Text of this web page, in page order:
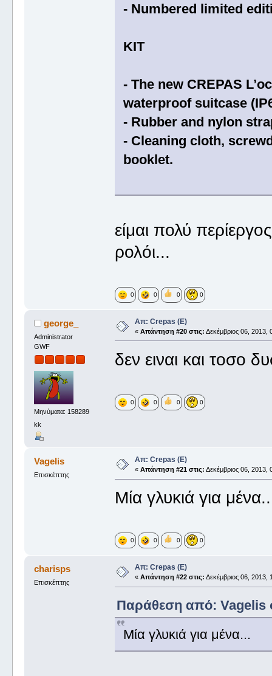
- Numbered limited
KIT
- The new CREPAS
waterproof suitcase
- Rubber and nylon
- Cleaning cloth,
booklet.
είμαι πολύ
ρολόι...
0 0 0 0
george_
Administrator
GWF
Μηνύματα: 158289
kk
Απ: Crepas (E)
« Απάντηση #20 στις: Δεκέμβριος 06, 2013,
δεν ειναι και τοσο
0 0 0 0
Vagelis
Επισκέπτης
Απ: Crepas (E)
« Απάντηση #21 στις: Δεκέμβριος 06, 2013,
Μία γλυκιά για
0 0 0 0
charisps
Επισκέπτης
Απ: Crepas (E)
« Απάντηση #22 στις: Δεκέμβριος 06, 2013,
Παράθεση από: Vagelis
Μία γλυκιά για μένα...